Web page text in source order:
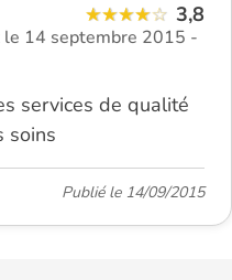
3,8
14 septembre 2015 -
services de qualité
soins
Publié le 14/09/2015